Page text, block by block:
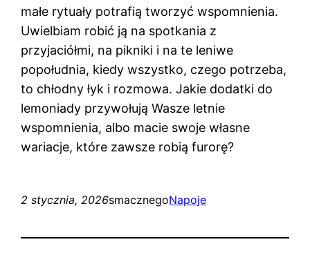
małe rytuały potrafią tworzyć wspomnienia.
Uwielbiam robić ją na spotkania z
przyjaciółmi, na pikniki i na te leniwe
popołudnia, kiedy wszystko, czego potrzeba,
to chłodny łyk i rozmowa. Jakie dodatki do
lemoniady przywołują Wasze letnie
wspomnienia, albo macie swoje własne
wariacje, które zawsze robią furorę?
2 stycznia, 2026smacznegoNapoje